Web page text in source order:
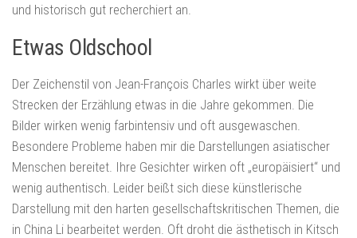
und historisch gut recherchiert an.
Etwas Oldschool
Der Zeichenstil von Jean-François Charles wirkt über weite
Strecken der Erzählung etwas in die Jahre gekommen. Die
Bilder wirken wenig farbintensiv und oft ausgewaschen.
Besondere Probleme haben mir die Darstellungen asiatischer
Menschen bereitet. Ihre Gesichter wirken oft „europäisiert“ und
wenig authentisch. Leider beißt sich diese künstlerische
Darstellung mit den harten gesellschaftskritischen Themen, die
in China Li bearbeitet werden. Oft droht die ästhetisch in Kitsch